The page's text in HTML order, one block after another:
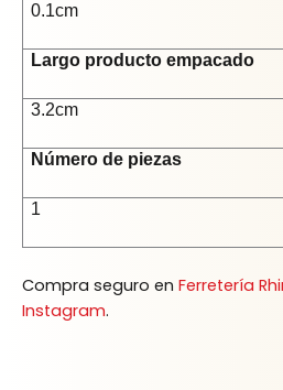
0.1cm
Largo producto empacado
3.2cm
Número de piezas
1
Compra seguro en Ferretería
Instagram.